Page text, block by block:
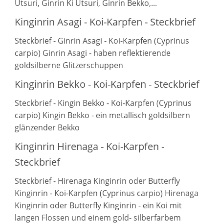
Utsuri, Ginrin Ki Utsuri, Ginrin Bekko,...
Kinginrin Asagi - Koi-Karpfen - Steckbrief
Steckbrief - Ginrin Asagi - Koi-Karpfen (Cyprinus
carpio) Ginrin Asagi - haben reflektierende
goldsilberne Glitzerschuppen
Kinginrin Bekko - Koi-Karpfen - Steckbrief
Steckbrief - Kingin Bekko - Koi-Karpfen (Cyprinus
carpio) Kingin Bekko - ein metallisch goldsilbern
glänzender Bekko
Kinginrin Hirenaga - Koi-Karpfen -
Steckbrief
Steckbrief - Hirenaga Kinginrin oder Butterfly
Kinginrin - Koi-Karpfen (Cyprinus carpio) Hirenaga
Kinginrin oder Butterfly Kinginrin - ein Koi mit
langen Flossen und einem gold- silberfarbem